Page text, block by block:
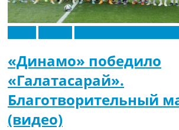
«Динамо» победило
«Галатасарай».
Благотворительный
(видео)